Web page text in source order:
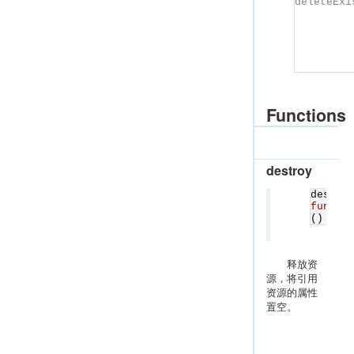
Functions
destroy
()
释放资
源，将引用
资源的属性
置空。